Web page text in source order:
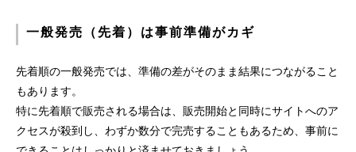
一般発売（先着）は事前準備がカギ
先着順の一般発売では、準備の差がそのまま結果につながること
もあります。
特に先着順で販売される場合は、販売開始と同時にサイトへのア
クセスが殺到し、わずか数分で完売することもあるため、事前に